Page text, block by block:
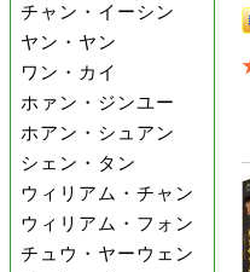
チャン・イーシン
ヤン・ヤン
ワン・カイ
ホァン・ジンユー
ホアン・シュアン
シェン・タン
ウィリアム・チャン
ウィリアム・フォン
チュウ・ヤーウェン